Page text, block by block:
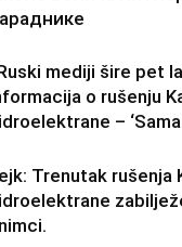
mediji šire pet
o rušenju
–
Trenutak rušenja